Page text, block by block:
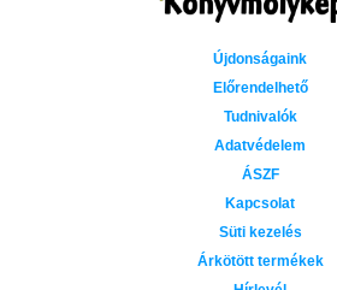
Újdonságaink
Előrendelhető
Tudnivalók
Adatvédelem
ÁSZF
Kapcsolat
Süti kezelés
Árkötött termékek